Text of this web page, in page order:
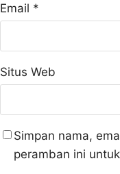
Email *
Situs Web
Simpan nama,
peramban ini